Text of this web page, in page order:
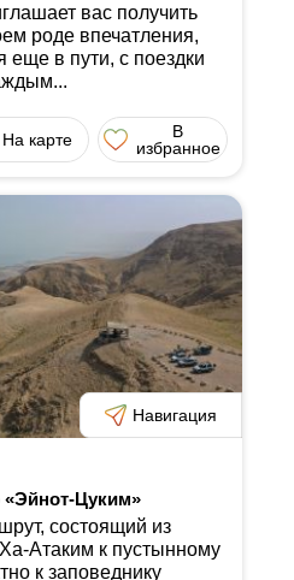
вас получить
роде впечатления,
еще в пути, с поездки
На карте
В
избранное
Навигация
Цуким»
состоящий из
Атаким к пустынному
к заповеднику